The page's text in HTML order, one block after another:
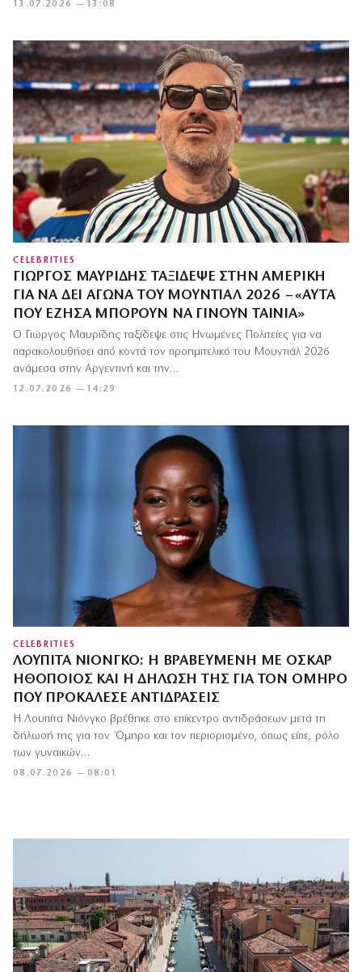
13.07.2026 — 13:08
CELEBRITIES
ΓΙΏΡΓΟΣ ΜΑΥΡΊΔΗΣ ΤΑΞΊΔΕΨΕ ΣΤΗΝ ΑΜΕΡΙΚΉ
ΓΙΑ ΝΑ ΔΕΙ ΑΓΏΝΑ ΤΟΥ ΜΟΥΝΤΙΆΛ 2026 – «ΑΥΤΆ
ΠΟΥ ΈΖΗΣΑ ΜΠΟΡΟΎΝ ΝΑ ΓΊΝΟΥΝ ΤΑΙΝΊΑ»
12.07.2026 — 14:29
Ο Γιώργος Μαυρίδης ταξίδεψε στις Ηνωμένες Πολιτείες για να
παρακολουθήσει από κοντά τον προημιτελικό του Μουντιάλ 2026
ανάμεσα στην Αργεντινή και την…
CELEBRITIES
ΛΟΥΠΊΤΑ ΝΙΌΝΓΚΟ: Η ΒΡΑΒΕΥΜΈΝΗ ΜΕ ΌΣΚΑΡ
ΗΘΟΠΟΙΌΣ ΚΑΙ Η ΔΉΛΩΣΉ ΤΗΣ ΓΙΑ ΤΟΝ ΌΜΗΡΟ
ΠΟΥ ΠΡΟΚΆΛΕΣΕ ΑΝΤΙΔΡΆΣΕΙΣ
08.07.2026 — 08:01
Η Λουπίτα Νιόνγκο βρέθηκε στο επίκεντρο αντιδράσεων μετά τη
δήλωσή της για τον Όμηρο και τον περιορισμένο, όπως είπε, ρόλο
των γυναικών…